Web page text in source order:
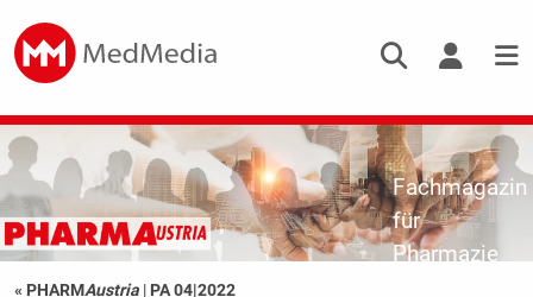
Fachmagazin
für
Pharmazie
« PHARMAustria | PA 04|2022